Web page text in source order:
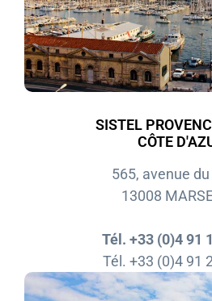
SISTEL
CÔTE
565, avenue
13008
Tél. +33 (0)4 91
Tél. +33 (0)4 91